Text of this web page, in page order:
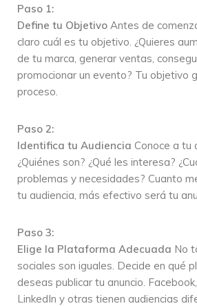
Paso 1:
Define tu Objetivo Antes de
claro cuál es tu objetivo. ¿Quieres
de tu marca, generar ventas,
promocionar un evento? Tu objetivo
proceso.
Paso 2:
Identifica tu Audiencia Conoce a tu
¿Quiénes son? ¿Qué les interesa?
problemas y necesidades? Cuanto
tu audiencia, más efectivo será tu
Paso 3:
Elige la Plataforma Adecuada No
sociales son iguales. Decide en qué
deseas publicar tu anuncio.
LinkedIn y otras tienen audiencias